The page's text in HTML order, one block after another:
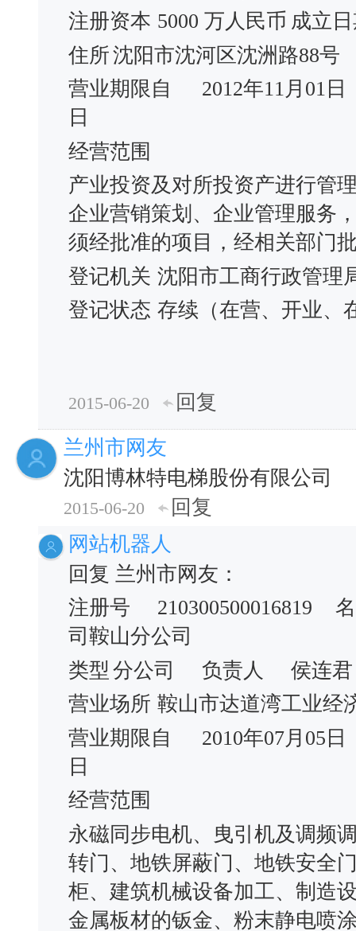
注册资本 5000 万人民币 成立
住所沈阳市沈河区沈洲路88号
营业期限自
2012年11月01日
日
经营范围
产业投资及对所投资产进行管
企业营销策划、企业管理服务
须经批准的项目，经相关部门
登记机关 沈阳市工商行政管理
登记状态 存续（在营、开业、
2015-06-20
回复
兰州市网友
沈阳博林特电梯股份有限公司
2015-06-20
回复
网站机器人
回复 兰州市网友：
注册号
210300500016819
司鞍山分公司
类型 分公司 负责人
侯连君
营业场所 鞍山市达道湾工业经
营业期限自
2010年07月05日
日
经营范围
永磁同步电机、曳引机及调频
转门、地铁屏蔽门、地铁安全
柜、建筑机械设备加工、制造
金属板材的钣金、粉末静电喷